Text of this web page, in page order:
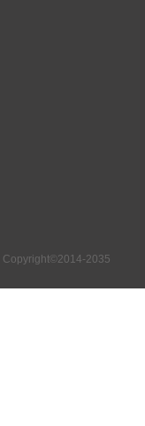
Copyright©2014-2035